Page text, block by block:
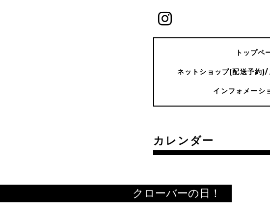
トップペ
ネットショップ(配送予約)/
インフォメーシ
カレンダー
クローバーの日！